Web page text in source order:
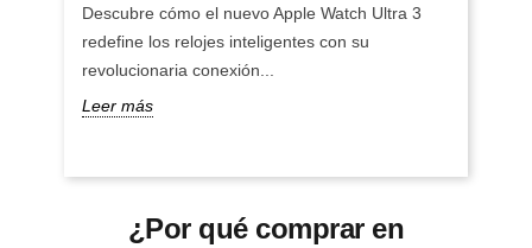
Descubre cómo el nuevo Apple Watch Ultra 3
redefine los relojes inteligentes con su
revolucionaria conexión...
Leer más
¿Por qué comprar en